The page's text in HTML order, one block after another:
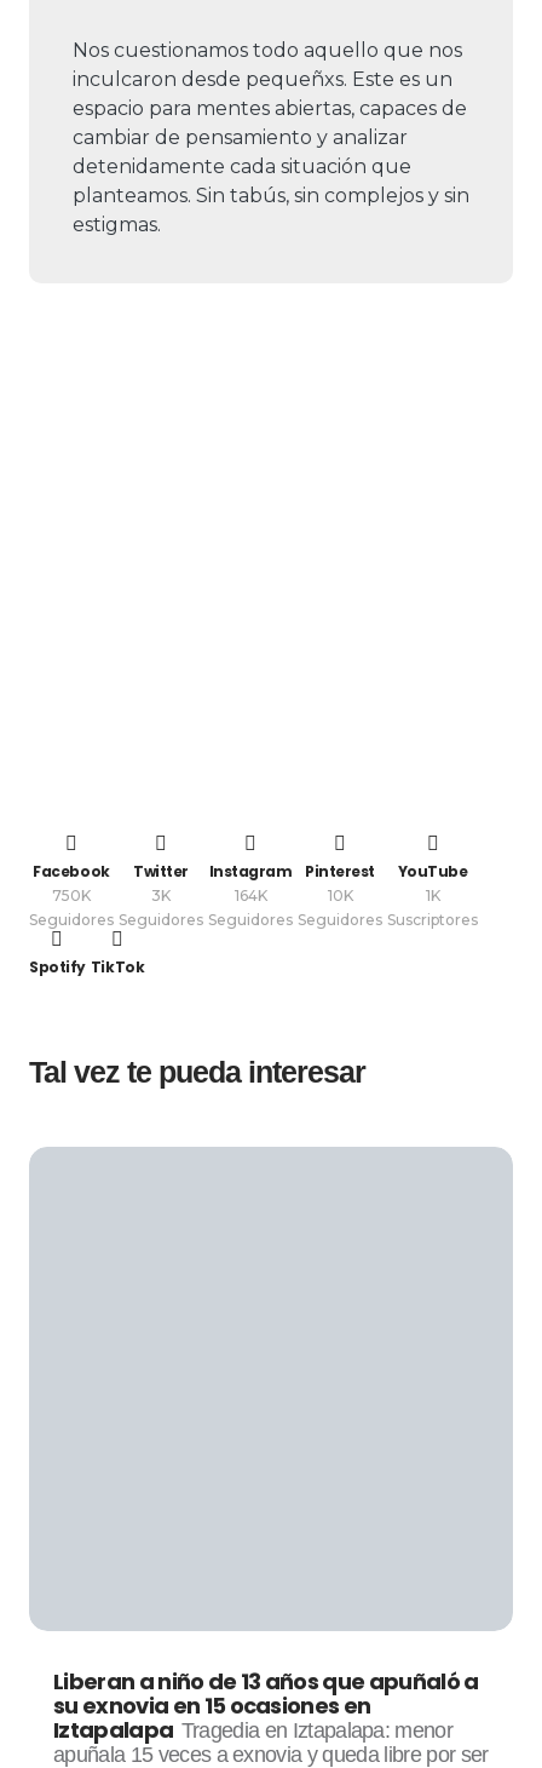
Nos cuestionamos todo aquello que nos
inculcaron desde pequeñxs. Este es un
espacio para mentes abiertas, capaces de
cambiar de pensamiento y analizar
detenidamente cada situación que
planteamos. Sin tabús, sin complejos y sin
estigmas.
Facebook
750K
Seguidores
Twitter
3K
Seguidores
Instagram
164K
Seguidores
Pinterest
10K
Seguidores
YouTube
1K
Suscriptores
Spotify TikTok
Tal vez te pueda interesar
Liberan a niño de 13 años que apuñaló a
su exnovia en 15 ocasiones en
Iztapalapa Tragedia en Iztapalapa: menor
apuñala 15 veces a exnovia y queda libre por ser